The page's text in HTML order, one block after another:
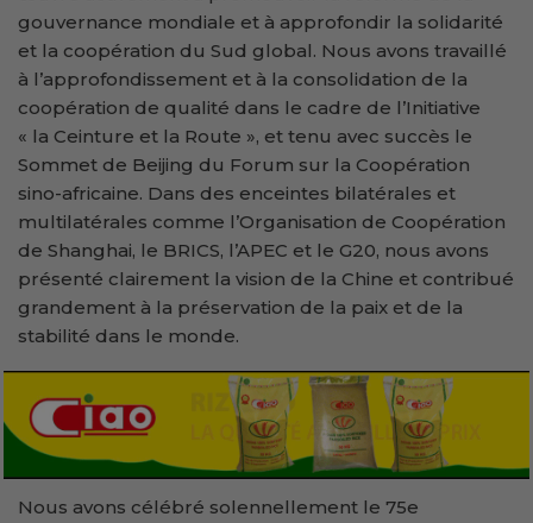
gouvernance mondiale et à approfondir la solidarité
et la coopération du Sud global. Nous avons travaillé
à l’approfondissement et à la consolidation de la
coopération de qualité dans le cadre de l’Initiative
« la Ceinture et la Route », et tenu avec succès le
Sommet de Beijing du Forum sur la Coopération
sino-africaine. Dans des enceintes bilatérales et
multilatérales comme l’Organisation de Coopération
de Shanghai, le BRICS, l’APEC et le G20, nous avons
présenté clairement la vision de la Chine et contribué
grandement à la préservation de la paix et de la
stabilité dans le monde.
Nous avons célébré solennellement le 75e